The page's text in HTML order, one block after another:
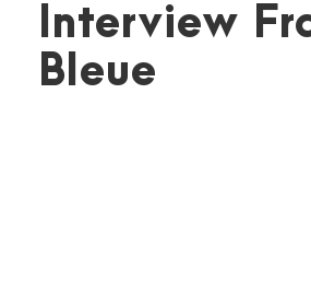
Interview
Bleue